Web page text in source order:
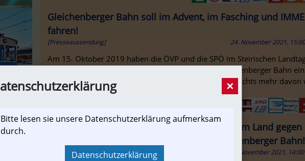
Gleichenberger Bahn soll im Advent, im Fasching und
fahren!
[Presseaussendung] 24. November 2021,
Am 15. Oktober 2019 haben die ÖVP und die SPÖ im Steirischen
Beschluss gefasst, den Personenverkehr auf der Gleichenberger Bahn
Heute wundern sich die Politiker darüber und wollen nichts mehr davon
Regierungsparteien ÖVP und SPÖ stimmten im Land
Erhaltung des Personenverkehres der Gleichenberger Bahn!
[Presseaussendung, Informationsverbund] 21. November 2021,
×
Bitte lesen sie unsere Datenschutzerklärung aufmerksam
durch.
Datenschutzerklärung